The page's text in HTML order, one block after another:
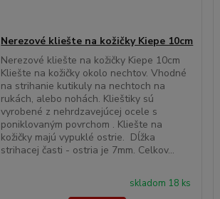
Nerezové kliešte na kožičky Kiepe 10cm
Nerezové kliešte na kožičky Kiepe 10cm
Kliešte na kožičky okolo nechtov. Vhodné
na strihanie kutikuly na nechtoch na
rukách, alebo nohách. Klieštiky sú
vyrobené z nehrdzavejúcej ocele s
poniklovaným povrchom . Kliešte na
kožičky majú vypuklé ostrie. Dĺžka
strihacej časti - ostria je 7mm. Celkov...
skladom 18 ks